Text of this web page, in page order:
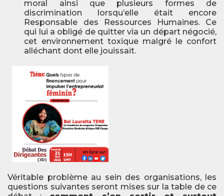
moral ainsi que plusieurs formes de
discrimination lorsqu’elle était encore
Responsable des Ressources Humaines. Ce
qui lui a obligé de quitter via un départ négocié,
cet environnement toxique malgré le confort
alléchant dont elle jouissait.
Véritable problème au sein des organisations, les
questions suivantes seront mises sur la table de ce